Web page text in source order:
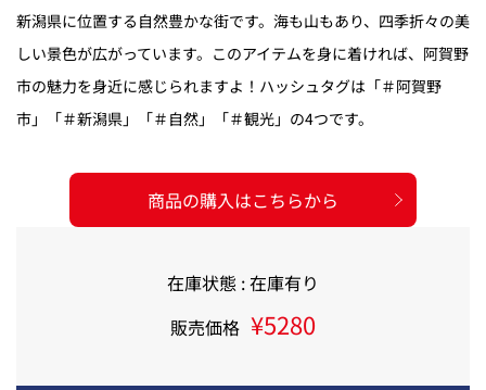
新潟県に位置する自然豊かな街です。海も山もあり、四季折々の美
しい景色が広がっています。このアイテムを身に着ければ、阿賀野
市の魅力を身近に感じられますよ！ハッシュタグは「＃阿賀野
市」「＃新潟県」「＃自然」「＃観光」の4つです。
商品の購入はこちらから
在庫状態 : 在庫有り
販売価格 ¥5280